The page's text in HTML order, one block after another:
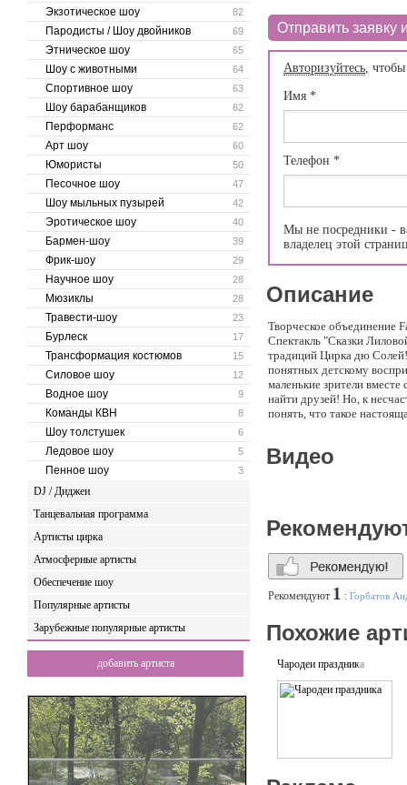
82
Экзотическое шоу
69
Пародисты / Шоу двойников
65
Этническое шоу
64
Шоу с животными
63
Спортивное шоу
62
Шоу барабанщиков
62
Перформанс
60
Арт шоу
50
Юмористы
47
Песочное шоу
42
Шоу мыльных пузырей
40
Эротическое шоу
39
Бармен-шоу
29
Фрик-шоу
28
Научное шоу
28
Мюзиклы
23
Травести-шоу
17
Бурлеск
15
Трансформация костюмов
12
Силовое шоу
9
Водное шоу
8
Команды КВН
6
Шоу толстушек
5
Ледовое шоу
3
Пенное шоу
DJ / Диджеи
Танцевальная программа
Артисты цирка
Атмосферные артисты
Обеспечение шоу
Популярные артисты
Зарубежные популярные артисты
добавить артиста
Отправить заявку
Авторизуйтесь,
Имя *
Телефон *
Мы не посредники -
владелец этой
Описание
Творческое объединение
Спектакль "Сказки
традиций Цирка дю
понятных детскому
маленькие зрители
найти друзей! Но, к
понять, что такое
Спектакли и праздники
Видео
Рекомендуют 1 : Горбатов
Похожие
Чародеи праздника